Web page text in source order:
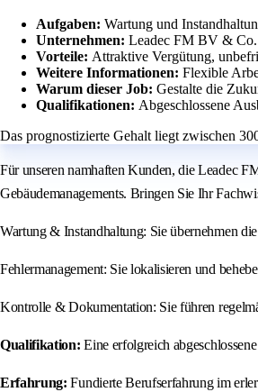
Aufgaben: Wartung und
Unternehmen: Leadec FM BV & Co.
Vorteile: Attraktive Vergütung,
Weitere Informationen: Flexible
Warum dieser Job: Gestalte die
Qualifikationen: Abgeschlossene
Das prognostizierte Gehalt liegt zwischen
Für unseren namhaften Kunden, die Leadec
Gebäudemanagements. Bringen Sie Ihr
Wartung & Instandhaltung: Sie übernehmen
Fehlermanagement: Sie lokalisieren und
Kontrolle & Dokumentation: Sie führen
Qualifikation: Eine erfolgreich
Erfahrung: Fundierte Berufserfahrung im